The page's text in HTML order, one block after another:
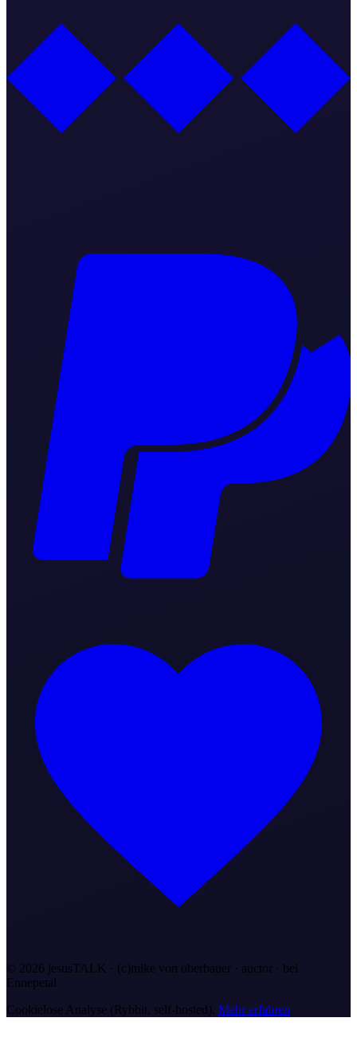
© 2026 jesusTALK · (c)mike von oberbauer · auctor · bei
Ennepetal
Cookielose Analyse (Rybbit, self-hosted). Mehr erfahren